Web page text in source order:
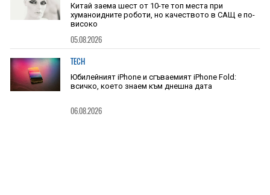
Китай заема шест от 10-те топ места при
хуманоидните роботи, но качеството в САЩ е по-
високо
05.08.2026
TECH
Юбилейният iPhone и сгъваемият iPhone Fold:
всичко, което знаем към днешна дата
06.08.2026